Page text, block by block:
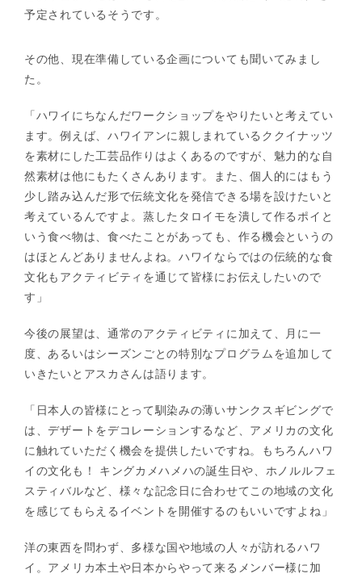
予定されているそうです。
その他、現在準備している企画についても聞いてみまし
た。
「ハワイにちなんだワークショップをやりたいと考えてい
ます。例えば、ハワイアンに親しまれているククイナッツ
を素材にした工芸品作りはよくあるのですが、魅力的な自
然素材は他にもたくさんあります。また、個人的にはもう
少し踏み込んだ形で伝統文化を発信できる場を設けたいと
考えているんですよ。蒸したタロイモを潰して作るポイと
いう食べ物は、食べたことがあっても、作る機会というの
はほとんどありませんよね。ハワイならではの伝統的な食
文化もアクティビティを通じて皆様にお伝えしたいので
す」
今後の展望は、通常のアクティビティに加えて、月に一
度、あるいはシーズンごとの特別なプログラムを追加して
いきたいとアスカさんは語ります。
「日本人の皆様にとって馴染みの薄いサンクスギビングで
は、デザートをデコレーションするなど、アメリカの文化
に触れていただく機会を提供したいですね。もちろんハワ
イの文化も！ キングカメハメハの誕生日や、ホノルルフェ
スティバルなど、様々な記念日に合わせてこの地域の文化
を感じてもらえるイベントを開催するのもいいですよね」
洋の東西を問わず、多様な国や地域の人々が訪れるハワ
イ。アメリカ本土や日本からやって来るメンバー様に加